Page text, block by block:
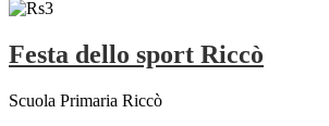
Festa dello sport Riccò
Scuola Primaria Riccò